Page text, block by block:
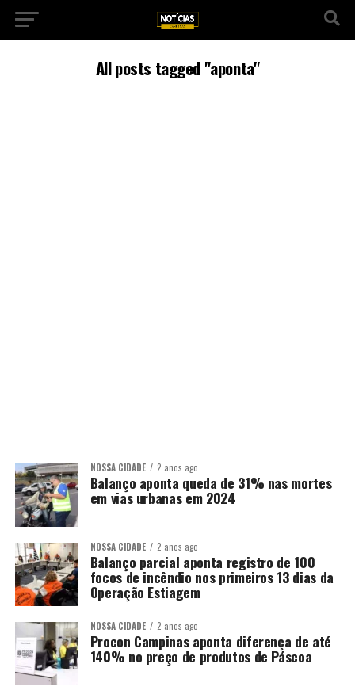
All posts tagged "aponta"
NOSSA CIDADE 2 anos ago
Balanço aponta queda de 31% nas mortes
em vias urbanas em 2024
NOSSA CIDADE 2 anos ago
Balanço parcial aponta registro de 100
focos de incêndio nos primeiros 13 dias da
Operação Estiagem
NOSSA CIDADE 2 anos ago
Procon Campinas aponta diferença de até
140% no preço de produtos de Páscoa